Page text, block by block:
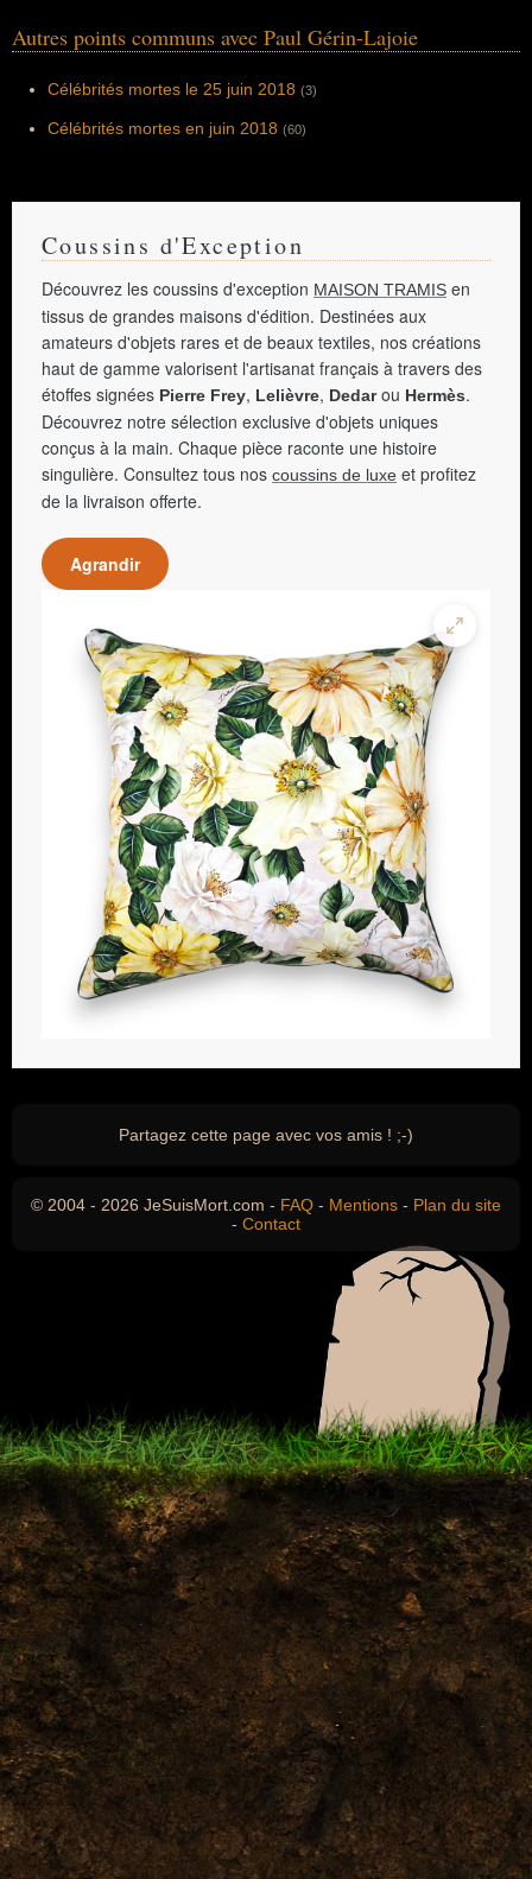
Autres points communs avec Paul Gérin-Lajoie
Célébrités mortes le 25 juin 2018 (3)
Célébrités mortes en juin 2018 (60)
Coussins d'Exception
Découvrez les coussins d'exception MAISON TRAMIS en
tissus de grandes maisons d'édition. Destinées aux
amateurs d'objets rares et de beaux textiles, nos créations
haut de gamme valorisent l'artisanat français à travers des
étoffes signées Pierre Frey, Lelièvre, Dedarou Hermès.
Découvrez notre sélection exclusive d'objets uniques
conçus à la main. Chaque pièce raconte une histoire
singulière. Consultez tous nos coussins de luxe et profitez
de la livraison offerte.
Agrandir
Partagez cette page avec vos amis ! ;-)
© 2004 - 2026 JeSuisMort.com - FAQ - Mentions - Plan du site
- Contact